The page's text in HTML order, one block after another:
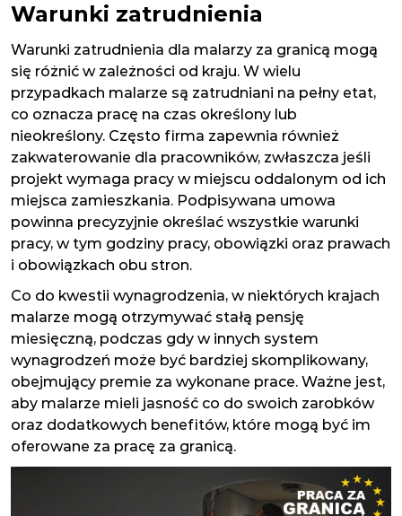
Warunki zatrudnienia
Warunki zatrudnienia dla malarzy za granicą mogą
się różnić w zależności od kraju. W wielu
przypadkach malarze są zatrudniani na pełny etat,
co oznacza pracę na czas określony lub
nieokreślony. Często firma zapewnia również
zakwaterowanie dla pracowników, zwłaszcza jeśli
projekt wymaga pracy w miejscu oddalonym od ich
miejsca zamieszkania. Podpisywana umowa
powinna precyzyjnie określać wszystkie warunki
pracy, w tym godziny pracy, obowiązki oraz prawach
i obowiązkach obu stron.
Co do kwestii wynagrodzenia, w niektórych krajach
malarze mogą otrzymywać stałą pensję
miesięczną, podczas gdy w innych system
wynagrodzeń może być bardziej skomplikowany,
obejmujący premie za wykonane prace. Ważne jest,
aby malarze mieli jasność co do swoich zarobków
oraz dodatkowych benefitów, które mogą być im
oferowane za pracę za granicą.